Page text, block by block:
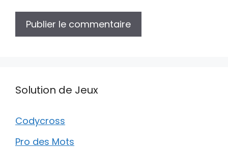
Solution de Jeux
Codycross
Pro des Mots